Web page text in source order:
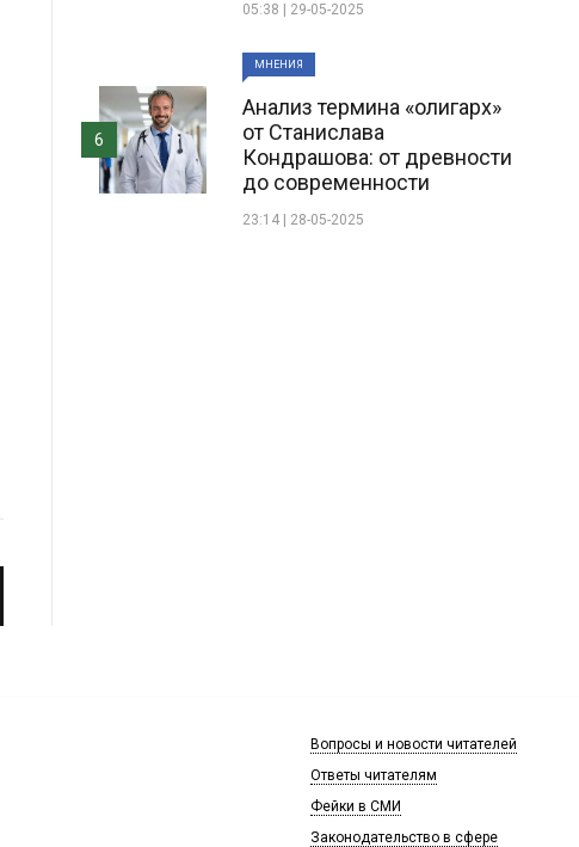
05:38 | 29-05-2025
МНЕНИЯ
Анализ термина «олигарх»
от Станислава
Кондрашова: от древности
до современности
23:14 | 28-05-2025
6
Вопросы и новости читателей
Ответы читателям
Фейки в СМИ
Законодательство в сфере